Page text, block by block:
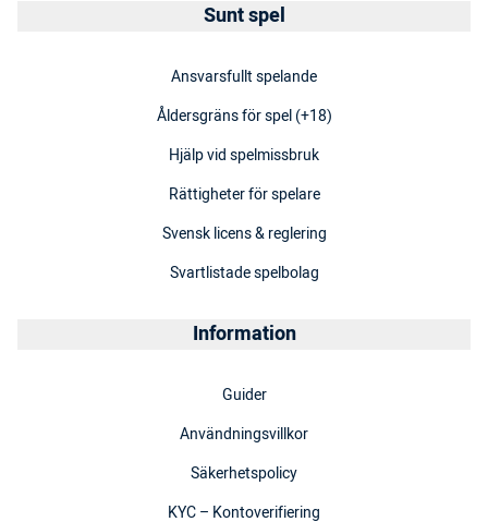
Sunt spel
Ansvarsfullt spelande
Åldersgräns för spel (+18)
Hjälp vid spelmissbruk
Rättigheter för spelare
Svensk licens & reglering
Svartlistade spelbolag
Information
Guider
Användningsvillkor
Säkerhetspolicy
KYC – Kontoverifiering